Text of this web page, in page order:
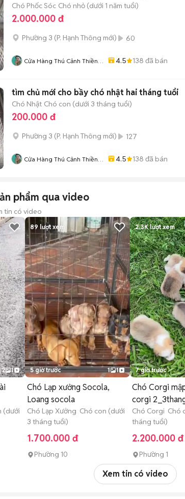
Chó Phốc Sóc Chó nhỏ (dưới 1 năm tuổi)
2.000.000 đ
Phường 3 (P. Hạnh Thông mới) 60
Cửa Hàng Thú Cảnh Thiền
4.5 138 đã bán
tìm chủ mới cho bầy chó nhật hai tháng tuổi
Chó Nhật Chó con (dưới 3 tháng tuổi)
200.000 đ
Phường 3 (P. Hạnh Thông mới) 127
Cửa Hàng Thú Cảnh Thiền
4.5 138 đã bán
phẩm qua video
tin có video
2 1
(dưới
89 lượt xem
5 giờ trước 1 1
Chó Lạp xưởng Socola,
Loang socola
Chó Lạp Xưởng Chó con (dưới
3 tháng tuổi)
1.700.000 đ
Phường 10
2.3Klượt xem
7 giờ trước
Chó Corgi
corgi
Chó Corgi Chó
tháng tuổi)
2.200.000 đ
Phường 1
Xem tin có video